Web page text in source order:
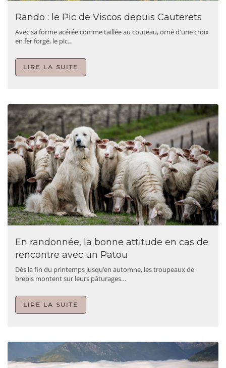
Rando : le Pic de Viscos depuis Cauterets
Avec sa forme acérée comme taillée au couteau, orné d'une croix
en fer forgé, le pic…
LIRE LA SUITE
En randonnée, la bonne attitude en cas de
rencontre avec un Patou
Dès la fin du printemps jusqu’en automne, les troupeaux de
brebis montent sur leurs pâturages…
LIRE LA SUITE